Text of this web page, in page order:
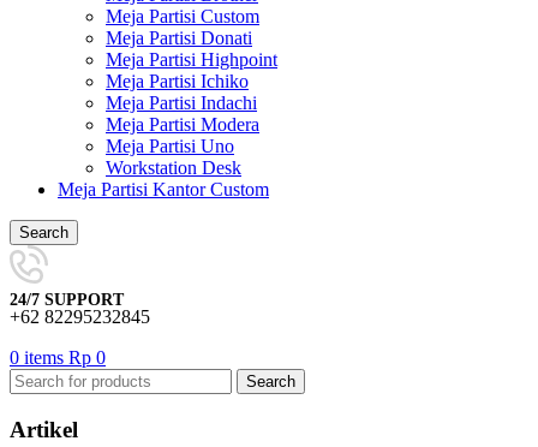
Meja Partisi Custom
Meja Partisi Donati
Meja Partisi Highpoint
Meja Partisi Ichiko
Meja Partisi Indachi
Meja Partisi Modera
Meja Partisi Uno
Workstation Desk
Meja Partisi Kantor Custom
Search
24/7 SUPPORT
+62 82295232845
0 items Rp 0
Search
Artikel